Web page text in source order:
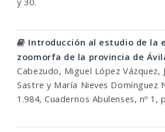
Introducción al estudio de la
zoomorfa de la provincia de
Cabezudo, Miguel López Vázquez,
Sastre y María Nieves Domínguez
1.984, Cuadernos Abulenses, nº 1,